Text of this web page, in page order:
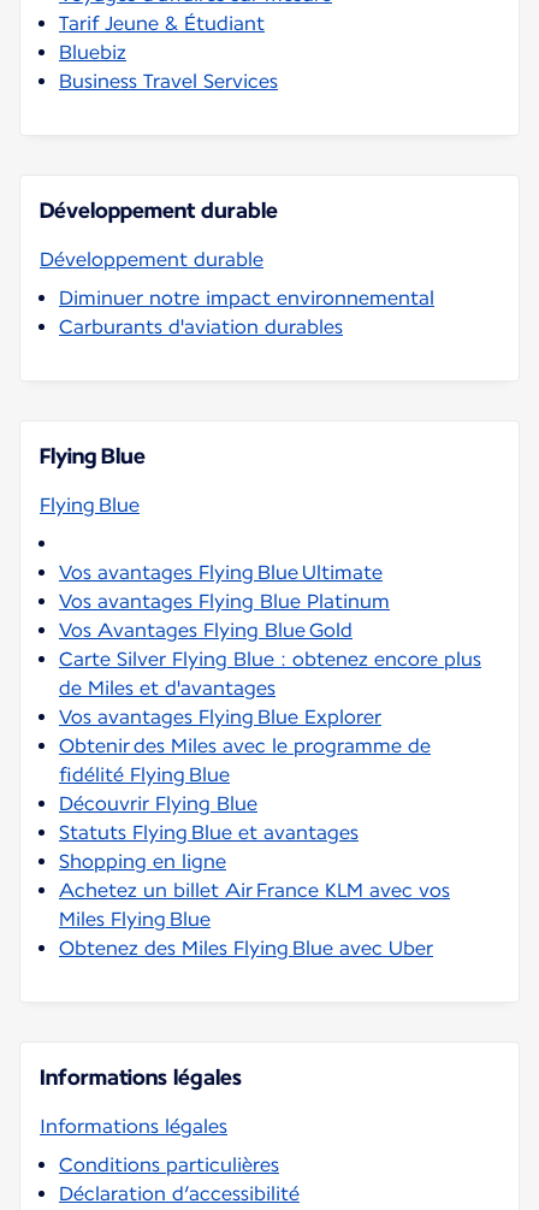
Tarif Jeune & Étudiant
Bluebiz
Business Travel Services
Développement durable
Développement durable
Diminuer notre impact environnemental
Carburants d'aviation durables
Flying Blue
Flying Blue
Vos avantages Flying Blue Ultimate
Vos avantages Flying Blue Platinum
Vos Avantages Flying Blue Gold
Carte Silver Flying Blue : obtenez encore plus
de Miles et d'avantages
Vos avantages Flying Blue Explorer
Obtenir des Miles avec le programme de
fidélité Flying Blue
Découvrir Flying Blue
Statuts Flying Blue et avantages
Shopping en ligne
Achetez un billet Air France KLM avec vos
Miles Flying Blue
Obtenez des Miles Flying Blue avec Uber
Informations légales
Informations légales
Conditions particulières
Déclaration d’accessibilité